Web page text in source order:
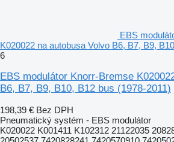
EBS
K020022 na autobusa Volvo B6, B7, B9,
6
EBS modulátor Knorr-Bremse
B6, B7, B9, B10, B12 bus (1978-2011)
198,39 € Bez DPH
Pneumatický systém - EBS modulátor
K020022 K001411 K102312 21122035